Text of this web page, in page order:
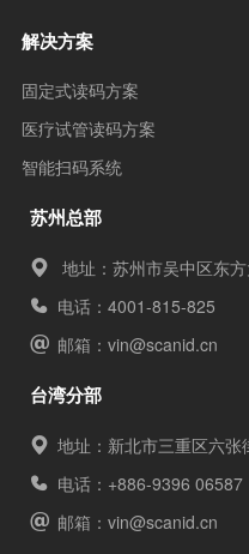
解决方案
固定式读码方案
医疗试管读码方案
智能扫码系统
苏州总部
地址：苏州市吴中区东
电话：4001-815-825
邮箱： vin@scanid.cn
台湾分部
地址：新北市三重区六张
电话：+886-9396 06587
邮箱： vin@scanid.cn